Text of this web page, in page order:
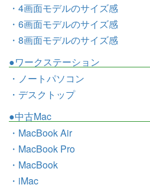
・4画面モデルのサイズ感
・6画面モデルのサイズ感
・8画面モデルのサイズ感
●ワークステーション
・ノートパソコン
・デスクトップ
●中古Mac
・MacBook Air
・MacBook Pro
・MacBook
・iMac